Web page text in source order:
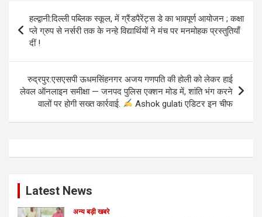
navigation
हल्द्वानी:दिल्ली पब्लिक स्कूल, में ग्रैंडपैरेंट्स डे का भावपूर्ण आयोजन ; कक्षा
प्ले ग्रुप से नर्सरी तक के नन्हे विद्यार्थियों ने मंच पर मनमोहक प्रस्तुतियाँ
दीं !
रुद्रपुर:एसएसपी ऊधमसिंहनगर अजय गणपति की होली को लेकर हाई
लेवल ऑनलाइन समीक्षा — जनपद पुलिस एक्शन मोड में, शांति भंग करने
वालों पर होगी सख्त कार्रवाई.
Ashok gulati एडिटर इन चीफ
Latest News
अन्य बड़ी खबरे